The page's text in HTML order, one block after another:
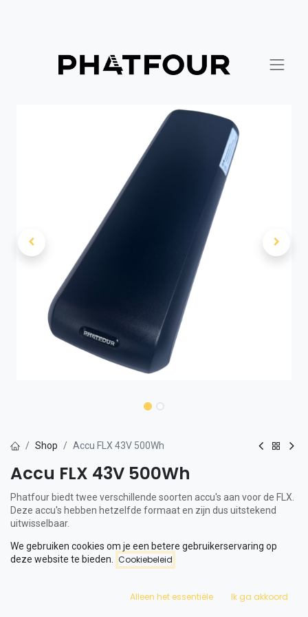
Shop Accu FLX 43V 500Wh
Accu FLX 43V 500Wh
Phatfour biedt twee verschillende soorten accu's aan voor de FLX.
Deze accu's hebben hetzelfde formaat en zijn dus uitstekend
uitwisselbaar.
500Wh: 65 km (full power)
adressen. Indien je niet beschikt over een zakelijk adres waar we
We gebruiken cookies om je een betere gebruikerservaring op
deze website te bieden.
Cookiebeleid
Alleen het essentiële Ik ga akkoord